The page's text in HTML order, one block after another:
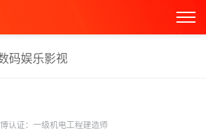
码娱乐影视
认证：一级机电工程建造师